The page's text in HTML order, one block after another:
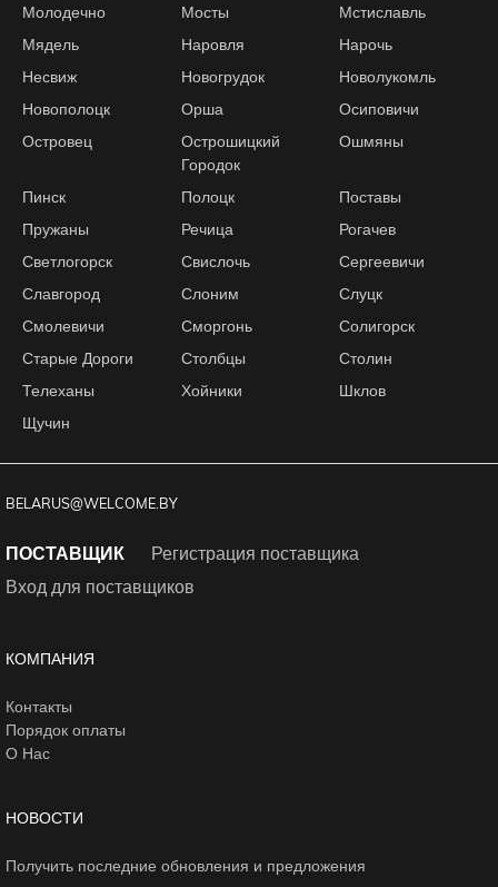
Молодечно
Мосты
Мстиславль
Мядель
Наровля
Нарочь
Несвиж
Новогрудок
Новолукомль
Новополоцк
Орша
Осиповичи
Островец
Острошицкий
Городок
Ошмяны
Пинск Полоцк
Поставы
Пружаны
Речица
Рогачев
Светлогорск
Свислочь
Сергеевичи
Славгород
Слоним
Слуцк
Смолевичи
Сморгонь
Солигорск
Старые Дороги
Столбцы
Столин
Телеханы
Хойники
Шклов
Щучин
BELARUS@WELCOME.BY
ПОСТАВЩИК
Регистрация поставщика
Вход для поставщиков
КОМПАНИЯ
Контакты
Порядок оплаты
О Нас
НОВОСТИ
Получить последние обновления и предложения